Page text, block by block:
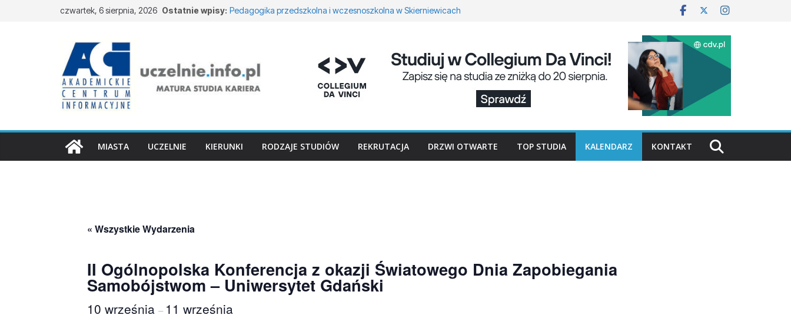
czwartek, 6 sierpnia, 2026 Ostatnie wpisy: Pedagogika przedszkolna i wczesnoszkolna w Skierniewicach
MIASTA UCZELNIE KIERUNKI RODZAJE STUDIÓW REKRUTACJA DRZWI OTWARTE TOP STUDIA KALENDARZ KONTAKT
« Wszystkie Wydarzenia
II Ogólnopolska Konferencja z okazji Światowego Dnia Zapobiegania
Samobójstwom – Uniwersytet Gdański
10 września – 11 września